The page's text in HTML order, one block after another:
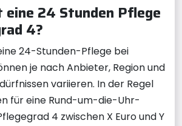
24 Stunden Pflege
4?
24-Stunden-Pflege bei
je nach Anbieter, Region und
variieren. In der Regel
für eine Rund-um-die-Uhr-
4 zwischen X Euro und Y